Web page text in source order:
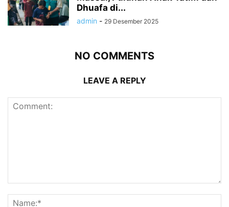
Dhuafa di...
admin - 29 Desember 2025
NO COMMENTS
LEAVE A REPLY